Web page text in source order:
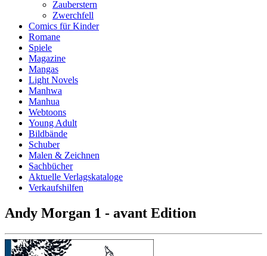
Zauberstern
Zwerchfell
Comics für Kinder
Romane
Spiele
Magazine
Mangas
Light Novels
Manhwa
Manhua
Webtoons
Young Adult
Bildbände
Schuber
Malen & Zeichnen
Sachbücher
Aktuelle Verlagskataloge
Verkaufshilfen
Andy Morgan 1 - avant Edition